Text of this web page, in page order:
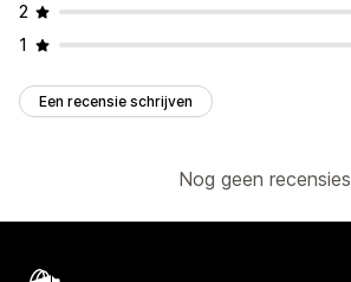
2
1
Een recensie schrijven
Nog geen recensies